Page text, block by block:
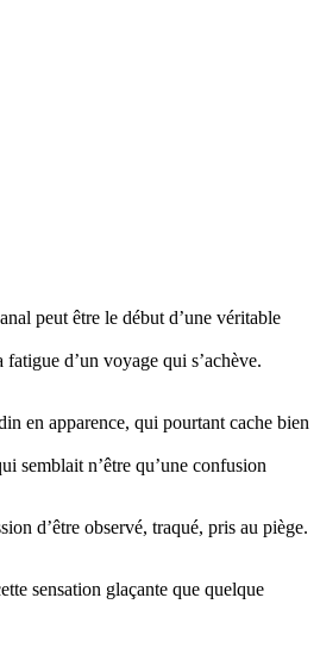
peut être le début d’une véritable
d’un voyage qui s’achève.
en apparence, qui pourtant cache bien
semblait n’être qu’une confusion
d’être observé, traqué, pris au piège.
sensation glaçante que quelque